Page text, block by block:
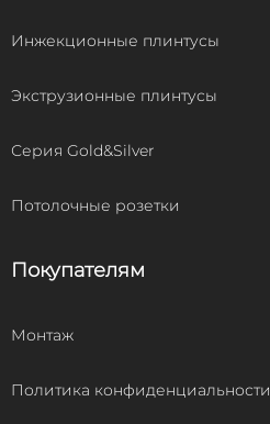
Инжекционные плинтусы
Экструзионные плинтусы
Серия Gold&Silver
Потолочные розетки
Покупателям
Монтаж
Политика конфиденциальности